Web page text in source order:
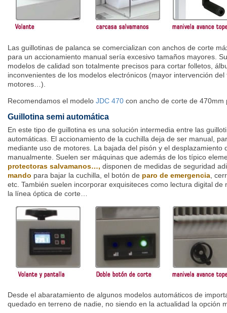
Las guillotinas de palanca se comercializan con anchos de corte
para un accionamiento manual sería excesivo tamaños mayores.
modelos de calidad son totalmente precisos para cortar folletos,
inconvenientes de los modelos electrónicos (mayor intervención
motores…).
Recomendamos el modelo JDC 470 con ancho de corte de
Guillotina semi automática
En este tipo de guillotina es una solución intermedia entre las
automáticas. El accionamiento de la cuchilla deja de ser manual,
mediante uso de motores. La bajada del pisón y el desplazamiento
manualmente. Suelen ser máquinas que además de los típico
protectoras salvamanos…, disponen de medidas de seguridad
mando para bajar la cuchilla, el botón de paro de emergencia ,
etc. También suelen incorporar exquisiteces como lectura digital de
la línea óptica de corte…
Desde el abaratamiento de algunos modelos automáticos de
quedado en terreno de nadie, no siendo en la actualidad la opción